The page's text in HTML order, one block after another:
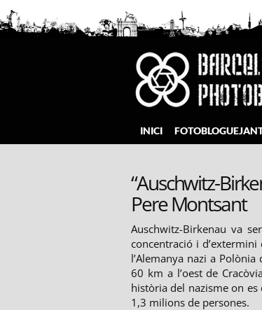
Salta
al
contingut
INICI
“Auschwitz-
Pere Montsant
Auschwitz-Birkenau va
concentració i
l’Alemanya nazi a
60 km a l’oest de
història del nazisme on es
1,3 milions de persones.